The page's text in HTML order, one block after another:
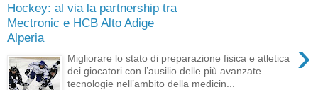
Hockey: al via la partnership tra
Mectronic e HCB Alto Adige
Alperia
›
Migliorare lo stato di preparazione fisica e atletica
dei giocatori con l’ausilio delle più avanzate
tecnologie nell’ambito della medicin...